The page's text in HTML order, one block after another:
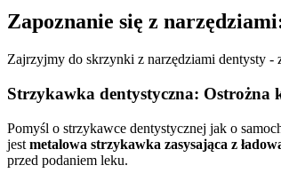
Zapoznanie się z
Zajrzyjmy do skrzynki z narzędziami dentysty
Strzykawka dentystyczna: Ostrożna
Pomyśl o strzykawce dentystycznej jak o
jest metalowa strzykawka zasysająca z
przed podaniem leku.